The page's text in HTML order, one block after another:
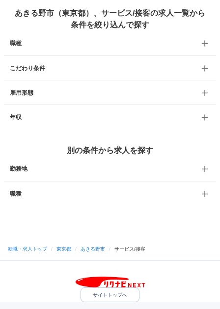
あきる野市（東京都）、サービス/接客の求人一覧から
条件を絞り込んで探す
職種
こだわり条件
雇用形態
年収
別の条件から求人を探す
勤務地
職種
転職・求人トップ / 東京都 / あきる野市 / サービス/接客
サイトトップへ